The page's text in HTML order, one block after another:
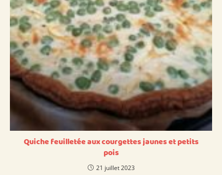
Quiche feuilletée aux courgettes jaunes et petits
pois
21 juillet 2023